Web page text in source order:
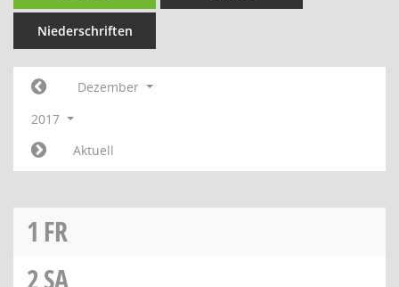
Niederschriften
Dezember
2017
Aktuell
1 FR
2SA